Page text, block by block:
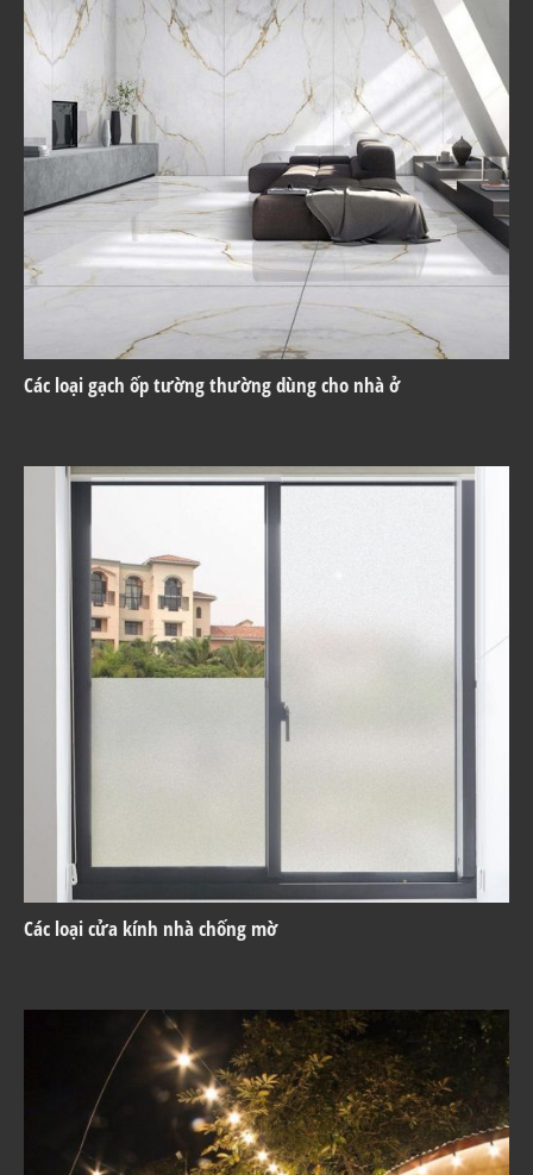
Các loại gạch ốp tường thường dùng cho nhà ở
Các loại cửa kính nhà chống mờ